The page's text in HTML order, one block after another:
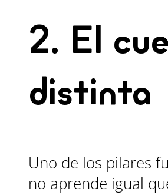
2. El
distinta
Uno de los pilares
no aprende igual